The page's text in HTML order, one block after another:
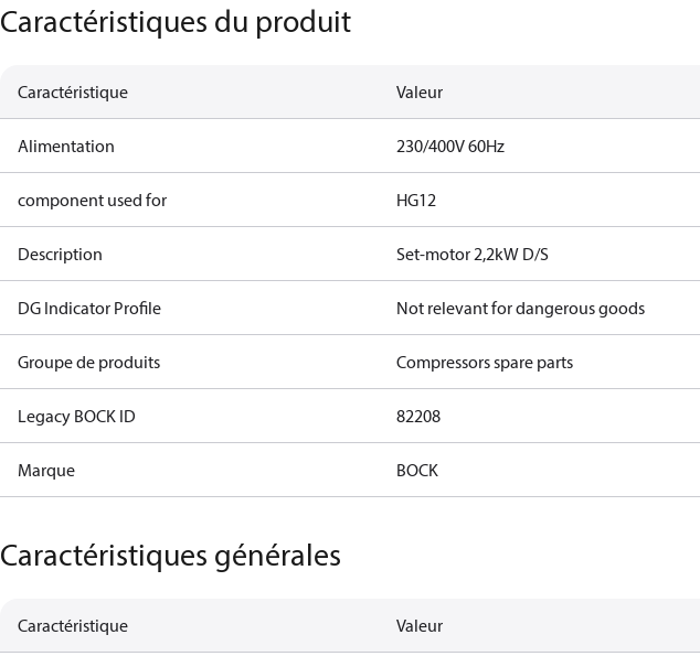
Caractéristiques du produit
Caractéristique Valeur
Alimentation 230/400V 60Hz
component used for HG12
Description Set-motor 2,2kW D/S
DG Indicator Profile Not relevant for dangerous goods
Groupe de produits Compressors spare parts
Legacy BOCK ID 82208
Marque BOCK
Caractéristiques générales
Caractéristique Valeur